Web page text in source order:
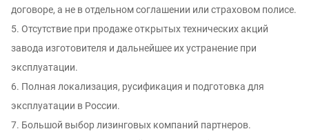
договоре, а не в отдельном соглашении или страховом полисе.
5. Отсутствие при продаже открытых технических акций
завода изготовителя и дальнейшее их устранение при
эксплуатации.
6. Полная локализация, русификация и подготовка для
эксплуатации в России.
7. Большой выбор лизинговых компаний партнеров.